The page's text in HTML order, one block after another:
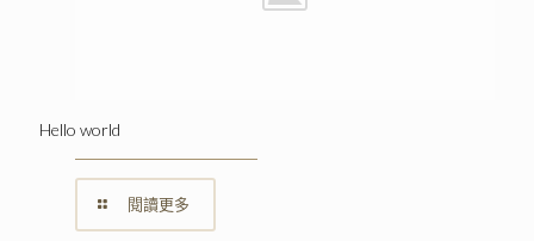
Hello world
閱讀更多